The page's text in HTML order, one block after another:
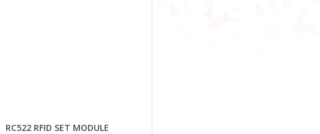
RC522 RFID SET MODULE